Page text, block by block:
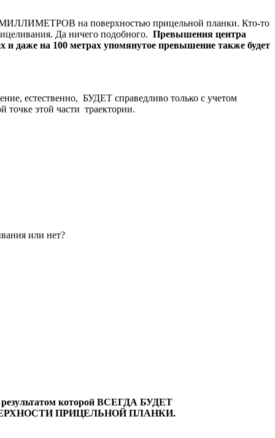
МИЛЛИМЕТРОВ на поверхностью прицельной планки. Кто-то
Да ничего подобного. Превышения центра
даже на 100 метрах упомянутое превышение также будет
естественно, БУДЕТ справедливо только с учетом
точке этой части траектории.
или нет?
которой ВСЕГДА БУДЕТ
ПРИЦЕЛЬНОЙ ПЛАНКИ.